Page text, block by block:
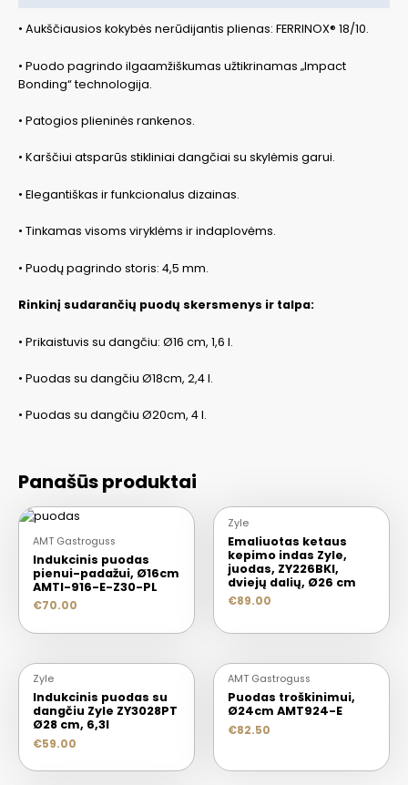
• Aukščiausios kokybės nerūdijantis plienas: FERRINOX® 18/10.
• Puodo pagrindo ilgaamžiškumas užtikrinamas „Impact
Bonding“ technologija.
• Patogios plieninės rankenos.
• Karščiui atsparūs stikliniai dangčiai su skylėmis garui.
• Elegantiškas ir funkcionalus dizainas.
• Tinkamas visoms viryklėms ir indaplovėms.
• Puodų pagrindo storis: 4,5 mm.
Rinkinį sudarančių puodų skersmenys ir talpa:
• Prikaistuvis su dangčiu: Ø16 cm, 1,6 l.
• Puodas su dangčiu Ø18cm, 2,4 l.
• Puodas su dangčiu Ø20cm, 4 l.
Panašūs produktai
AMT Gastroguss
Indukcinis puodas
pienui-padažui, Ø16cm
AMTI-916-E-Z30-PL
€70.00
Zyle
Emaliuotas ketaus
kepimo indas Zyle,
juodas, ZY226BKI,
dviejų dalių, Ø26 cm
€89.00
Zyle
Indukcinis puodas su
dangčiu Zyle ZY3028PT
Ø28 cm, 6,3l
€59.00
AMT Gastroguss
Puodas troškinimui,
Ø24cm AMT924-E
€82.50